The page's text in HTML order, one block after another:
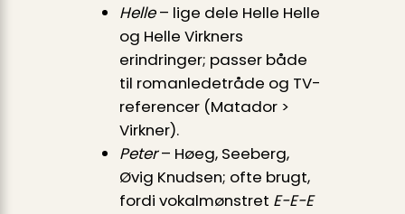
Helle– lige dele Helle Helle
og Helle Virkners
erindringer; passer både
til romanledetråde og TV-
referencer (Matador >
Virkner).
Peter– Høeg, Seeberg,
Øvig Knudsen; ofte brugt,
fordi vokalmønstret E-E-E